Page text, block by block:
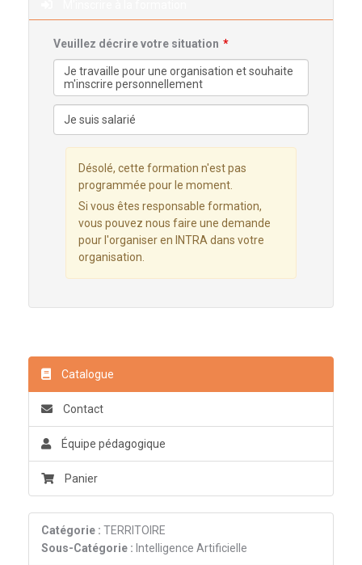
Veuillez décrire votre situation
Désolé, cette formation n'est pas
programmée pour le moment.
Si vous êtes responsable formation,
vous pouvez nous faire une demande
pour l'organiser en INTRA dans votre
organisation.
Catalogue
Contact
Équipe pédagogique
Panier
Catégorie : TERRITOIRE
Sous-Catégorie : Intelligence Artificielle